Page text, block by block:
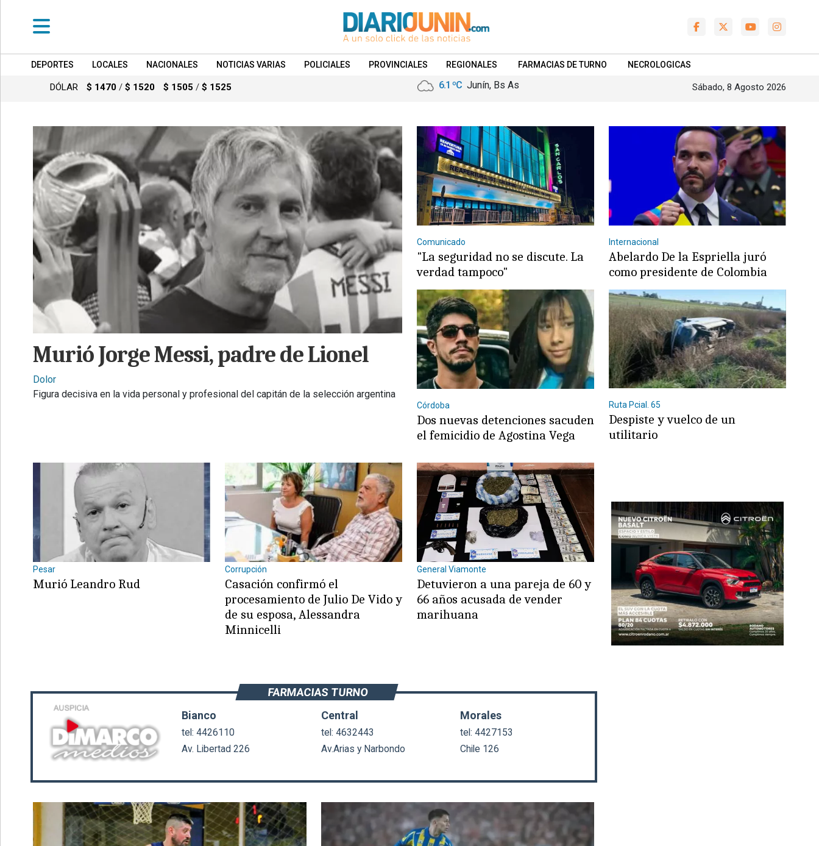
DEPORTES
NACIONALES
NOTICIAS
VARIAS
POLICIALES
PROVINCIALES
REGIONALES
INTERNACIONALES
• SUPLEMENTOS
DEPORTES LOCALES NACIONALES NOTICIAS VARIAS POLICIALES PROVINCIALES REGIONALES FARMACIAS DE TURNO NECROLOGICAS
DÓLAR $ 1470 / $ 1520 $ 1505 / $ 1525 6.1 ºC Junín, Bs As Sábado, 8 Agosto 2026
Murió Jorge Messi, padre de Lionel
Dolor
Figura decisiva en la vida personal y profesional del capitán de la selección argentina
Comunicado
"La seguridad no se discute. La
verdad tampoco"
Internacional
Abelardo De la Espriella juró
como presidente de Colombia
Córdoba
Dos nuevas detenciones sacuden
el femicidio de Agostina Vega
Ruta Pcial. 65
Despiste y vuelco de un
utilitario
Pesar
Murió Leandro Rud
Corrupción
Casación confirmó el
procesamiento de Julio De Vido y
de su esposa, Alessandra
Minnicelli
General Viamonte
Detuvieron a una pareja de 60 y
66 años acusada de vender
marihuana
FARMACIAS TURNO
Bianco
tel: 4426110
Av. Libertad 226
Central
tel: 4632443
Av.Arias y Narbondo
Morales
tel: 4427153
Chile 126